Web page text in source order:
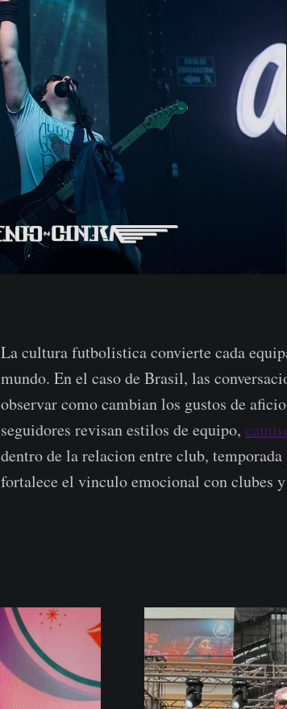
La cultura futbolistica convierte cada
mundo. En el caso de Brasil, las
observar como cambian los gustos de
seguidores revisan estilos de equipo,
dentro de la relacion entre club,
fortalece el vinculo emocional con clubes